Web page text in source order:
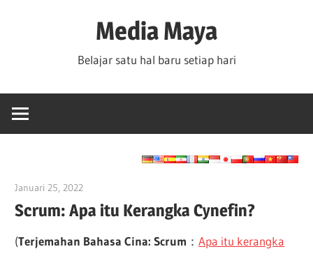
Media Maya
Belajar satu hal baru setiap hari
Januari 25, 2022
Scrum: Apa itu Kerangka Cynefin?
(Terjemahan Bahasa Cina: Scrum ：Apa itu kerangka